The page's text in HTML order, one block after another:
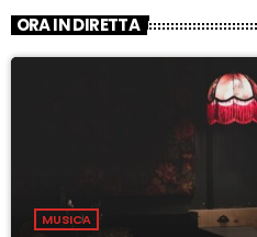
ORA IN DIRETTA
MUSICA